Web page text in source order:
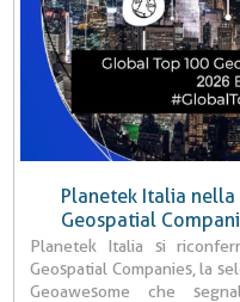
Planetek Italia
Geospatial
Planetek Italia si
Geospatial Companies, la
Geoawesome che